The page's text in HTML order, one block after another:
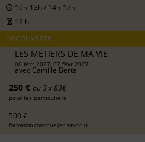
10h-13h / 14h-17h
12 h.
DÉCOUVERTE
LES MÉTIERS DE MA VIE
06 févr 2027, 07 févr 2027
avec Camille Berta
250 € ou 3 x 83€
pour les particuliers
500 €
formation continue (en savoir +)